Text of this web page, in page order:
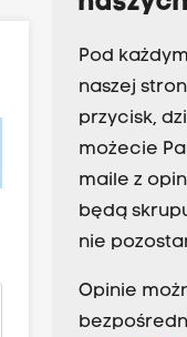
Pod
naszej
przycisk,
możecie
maile z
będą
nie
Opinie